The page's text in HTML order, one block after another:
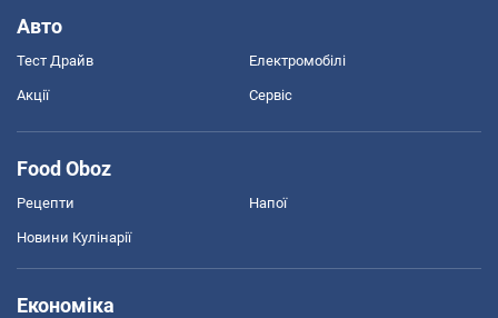
Авто
Тест Драйв Електромобілі
Акції Сервіс
Food Oboz
Рецепти Напої
Новини Кулінарії
Економіка